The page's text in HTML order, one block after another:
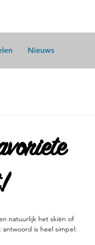
Nieuws
natuurlijk het skiën of
is heel simpel: